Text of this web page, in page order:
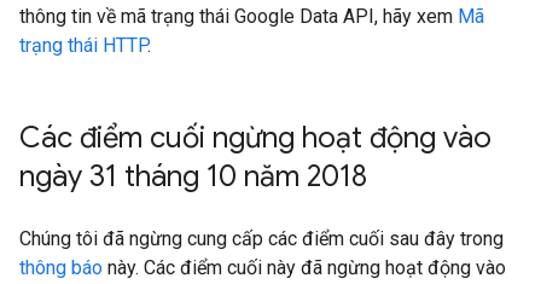
thông tin về mã trạng thái Google Data API, hãy xem Mã
trạng thái HTTP.
Các điểm cuối ngừng hoạt động vào
ngày 31 tháng 10 năm 2018
Chúng tôi đã ngừng cung cấp các điểm cuối sau đây trong
thông báo này. Các điểm cuối này đã ngừng hoạt động vào